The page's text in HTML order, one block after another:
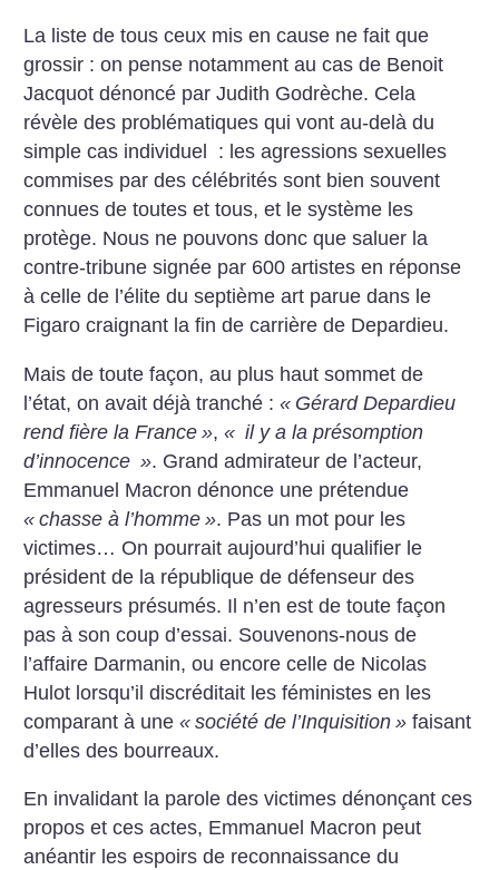
La liste de tous ceux mis en cause ne fait que
grossir : on pense notamment au cas de Benoit
Jacquot dénoncé par Judith Godrèche. Cela
révèle des problématiques qui vont au-delà du
simple cas individuel : les agressions sexuelles
commises par des célébrités sont bien souvent
connues de toutes et tous, et le système les
protège. Nous ne pouvons donc que saluer la
contre-tribune signée par 600 artistes en réponse
à celle de l’élite du septième art parue dans le
Figaro craignant la fin de carrière de Depardieu.
Mais de toute façon, au plus haut sommet de
l’état, on avait déjà tranché :« Gérard Depardieu
rend fière la France »,« il y a la présomption
d’innocence ». Grand admirateur de l’acteur,
Emmanuel Macron dénonce une prétendue
« chasse à l’homme ». Pas un mot pour les
victimes… On pourrait aujourd’hui qualifier le
président de la république de défenseur des
agresseurs présumés. Il n’en est de toute façon
pas à son coup d’essai. Souvenons-nous de
l’affaire Darmanin, ou encore celle de Nicolas
Hulot lorsqu’il discréditait les féministes en les
comparant à une« société de l’Inquisition » faisant
d’elles des bourreaux.
En invalidant la parole des victimes dénonçant ces
propos et ces actes, Emmanuel Macron peut
anéantir les espoirs de reconnaissance du